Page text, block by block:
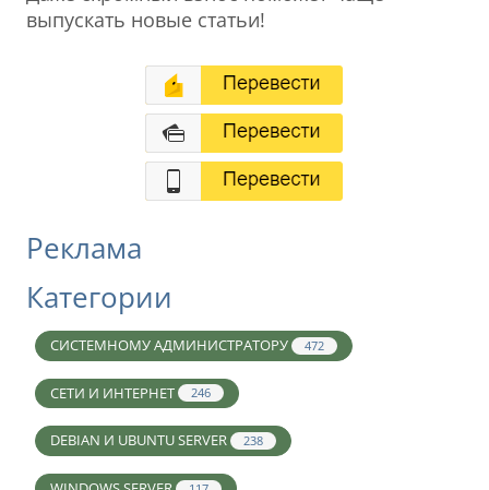
выпускать новые статьи!
Реклама
Категории
СИСТЕМНОМУ АДМИНИСТРАТОРУ 472
СЕТИ И ИНТЕРНЕТ 246
DEBIAN И UBUNTU SERVER 238